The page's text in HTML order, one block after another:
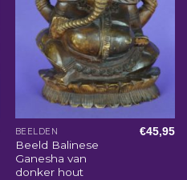
BEELDEN
Beeld Balinese
Ganesha van
donker hout
€45,95